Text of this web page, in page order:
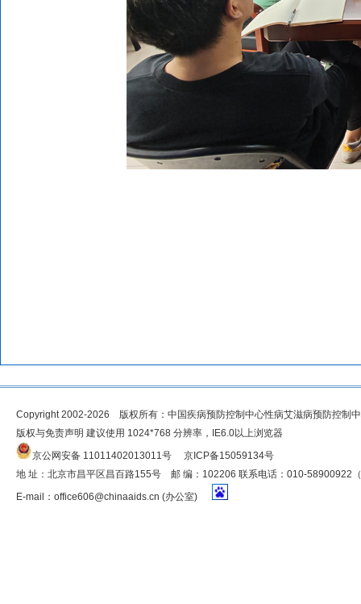
Copyright 2002-2026 版权所有：中国疾病预防控制中心性病艾滋病预防控制
版权与免责声明 建议使用 1024*768 分辨率，IE6.0以上浏览器
京公网安备 11011402013011号
京ICP备15059134号
地 址：北京市昌平区昌百路155号 邮 编：102206 联系电话：010-58900922
E-mail： office606@chinaaids.cn (办公室)